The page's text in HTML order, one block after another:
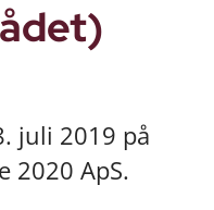
juli 2019 på
2020 ApS.